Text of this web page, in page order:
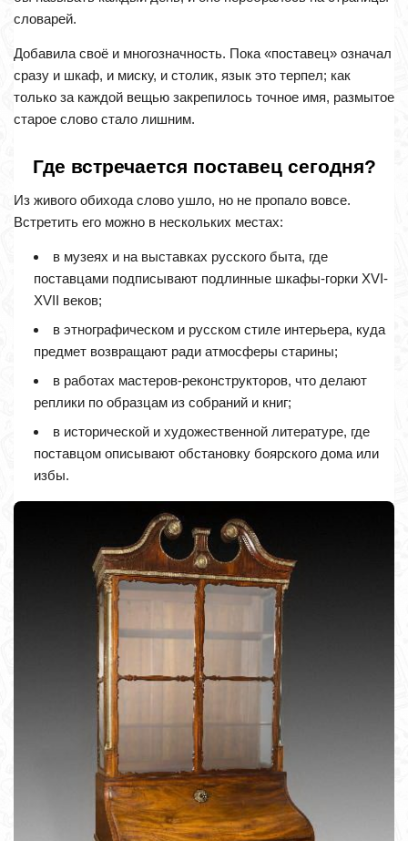
словарей.
Добавила своё и многозначность. Пока «поставец» означал
сразу и шкаф, и миску, и столик, язык это терпел; как
только за каждой вещью закрепилось точное имя, размытое
старое слово стало лишним.
Где встречается поставец сегодня?
Из живого обихода слово ушло, но не пропало вовсе.
Встретить его можно в нескольких местах:
в музеях и на выставках русского быта, где
поставцами подписывают подлинные шкафы-горки XVI-
XVII веков;
в этнографическом и русском стиле интерьера, куда
предмет возвращают ради атмосферы старины;
в работах мастеров-реконструкторов, что делают
реплики по образцам из собраний и книг;
в исторической и художественной литературе, где
поставцом описывают обстановку боярского дома или
избы.